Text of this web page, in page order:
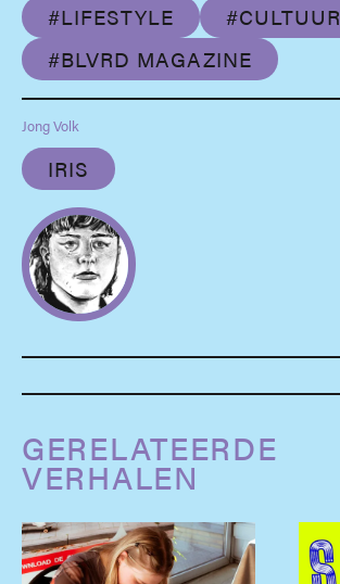
#LIFESTYLE
#CULTUUR
#BLVRD MAGAZINE
Jong Volk
IRIS
GERELATEERDE
VERHALEN